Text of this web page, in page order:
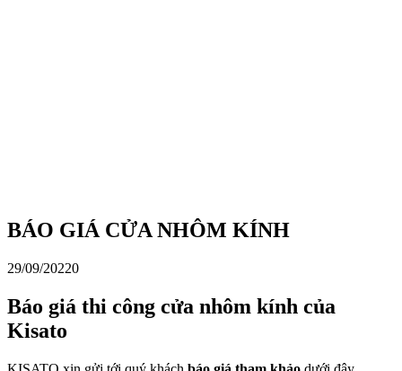
BÁO GIÁ CỬA NHÔM KÍNH
29/09/20220
Báo giá thi công cửa nhôm kính của
Kisato